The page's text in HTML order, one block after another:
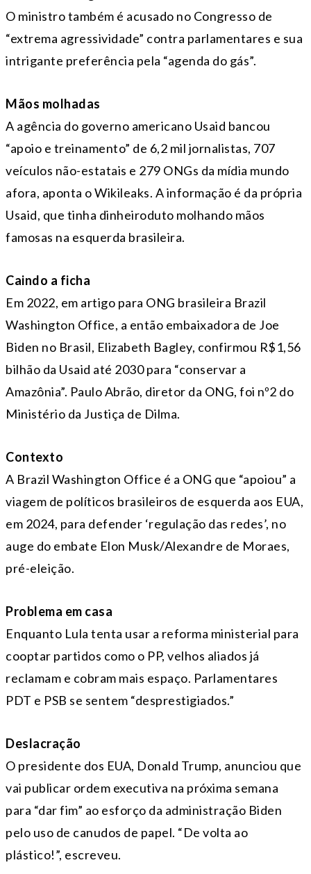
O ministro também é acusado no Congresso de
“extrema agressividade” contra parlamentares e sua
intrigante preferência pela “agenda do gás”.
Mãos molhadas
A agência do governo americano Usaid bancou
“apoio e treinamento” de 6,2 mil jornalistas, 707
veículos não-estatais e 279 ONGs da mídia mundo
afora, aponta o Wikileaks. A informação é da própria
Usaid, que tinha dinheiroduto molhando mãos
famosas na esquerda brasileira.
Caindo a ficha
Em 2022, em artigo para ONG brasileira Brazil
Washington Office, a então embaixadora de Joe
Biden no Brasil, Elizabeth Bagley, confirmou R$1,56
bilhão da Usaid até 2030 para “conservar a
Amazônia”. Paulo Abrão, diretor da ONG, foi nº2 do
Ministério da Justiça de Dilma.
Contexto
A Brazil Washington Office é a ONG que “apoiou” a
viagem de políticos brasileiros de esquerda aos EUA,
em 2024, para defender ‘regulação das redes’, no
auge do embate Elon Musk/Alexandre de Moraes,
pré-eleição.
Problema em casa
Enquanto Lula tenta usar a reforma ministerial para
cooptar partidos como o PP, velhos aliados já
reclamam e cobram mais espaço. Parlamentares
PDT e PSB se sentem “desprestigiados.”
Deslacração
O presidente dos EUA, Donald Trump, anunciou que
vai publicar ordem executiva na próxima semana
para “dar fim” ao esforço da administração Biden
pelo uso de canudos de papel. “De volta ao
plástico!”, escreveu.